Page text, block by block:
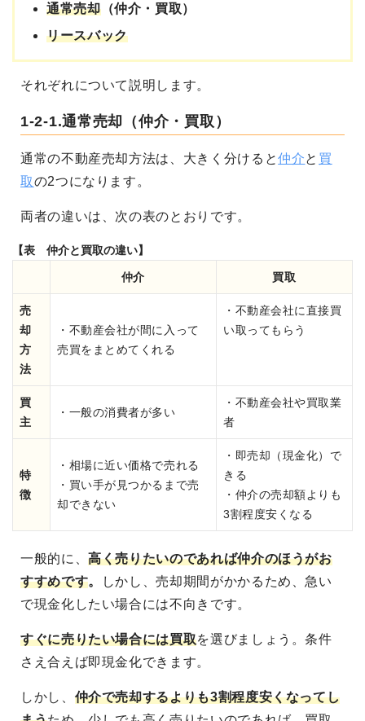
通常売却（仲介・買取）
リースバック
それぞれについて説明します。
1-2-1.通常売却（仲介・買取）
通常の不動産売却方法は、大きく分けると仲介と 買
取の2つになります。
両者の違いは、次の表のとおりです。
【表 仲介と買取の違い】
仲介 買取
売
却
方
法
・不動産会社が間に入って
売買をまとめてくれる
・不動産会社に直接買
い取ってもらう
買
主
・一般の消費者が多い
・不動産会社や買取業
者
特
徴
・相場に近い価格で売れる
・買い手が見つかるまで売
却できない
・即売却（現金化）で
きる
・仲介の売却額よりも
3割程度安くなる
一般的に、高く売りたいのであれば仲介のほうがお
すすめです。
しかし、売却期間がかかるため、急い
で現金化したい場合には不向きです。
すぐに売りたい場合には買取を選びましょう。条件
さえ合えば即現金化できます。
しかし、 仲介で売却するよりも3割程度安くなってし